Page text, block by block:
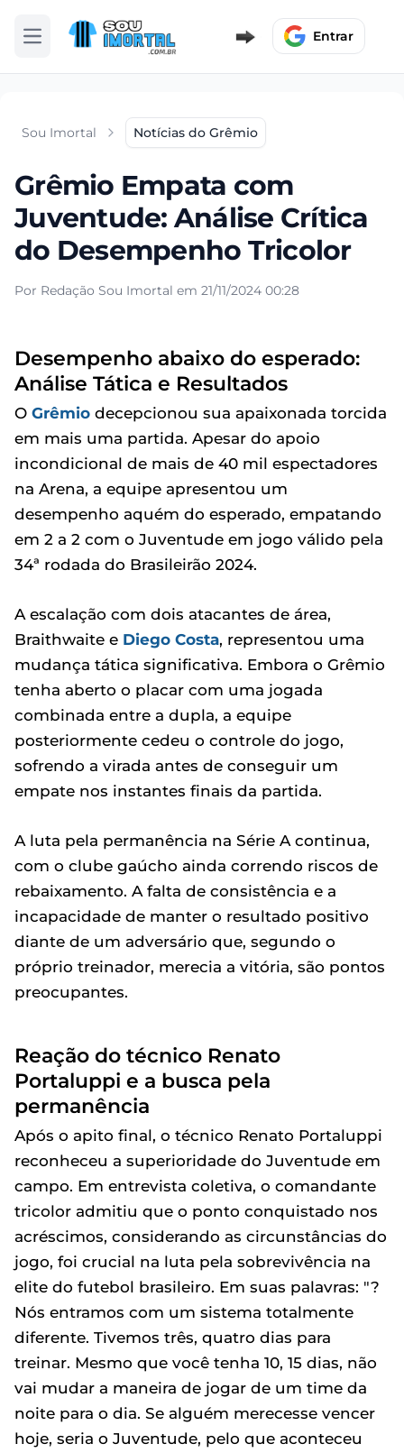
Abrir menu Entrar
Sou Imortal Notícias do Grêmio
Grêmio Empata com
Juventude: Análise Crítica
do Desempenho Tricolor
Por Redação Sou Imortal em 21/11/2024 00:28
Desempenho abaixo do esperado:
Análise Tática e Resultados
O Grêmio decepcionou sua apaixonada torcida
em mais uma partida. Apesar do apoio
incondicional de mais de 40 mil espectadores
na Arena, a equipe apresentou um
desempenho aquém do esperado, empatando
em 2 a 2 com o Juventude em jogo válido pela
34ª rodada do Brasileirão 2024.
A escalação com dois atacantes de área,
Braithwaite e Diego Costa, representou uma
mudança tática significativa. Embora o Grêmio
tenha aberto o placar com uma jogada
combinada entre a dupla, a equipe
posteriormente cedeu o controle do jogo,
sofrendo a virada antes de conseguir um
empate nos instantes finais da partida.
A luta pela permanência na Série A continua,
com o clube gaúcho ainda correndo riscos de
rebaixamento. A falta de consistência e a
incapacidade de manter o resultado positivo
diante de um adversário que, segundo o
próprio treinador, merecia a vitória, são pontos
preocupantes.
Reação do técnico Renato
Portaluppi e a busca pela
permanência
Após o apito final, o técnico Renato Portaluppi
reconheceu a superioridade do Juventude em
campo. Em entrevista coletiva, o comandante
tricolor admitiu que o ponto conquistado nos
acréscimos, considerando as circunstâncias do
jogo, foi crucial na luta pela sobrevivência na
elite do futebol brasileiro. Em suas palavras: "?
Nós entramos com um sistema totalmente
diferente. Tivemos três, quatro dias para
treinar. Mesmo que você tenha 10, 15 dias, não
vai mudar a maneira de jogar de um time da
noite para o dia. Se alguém merecesse vencer
hoje, seria o Juventude, pelo que aconteceu